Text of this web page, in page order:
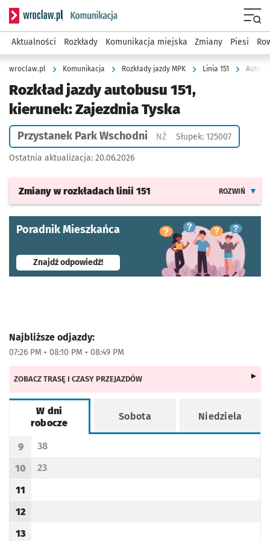
Serwis informacyjny wroclaw.pl podserwis: Komunikacja
Aktualności Rozkłady Komunikacja miejska Zmiany Piesi
wroclaw.pl Komunikacja Rozkłady jazdy MPK Linia 151
Rozkład jazdy autobusu 151,
kierunek: Zajezdnia Tyska
Przystanek Park Wschodni NŻPrzystanek na życzenie
Słupek: 125007
Ostatnia aktualizacja: 20.06.2026
Zmiany w rozkładach linii 151 ROZWIŃ
Poradnik Mieszkańca
Znajdź odpowiedź!- otworzy się w nowej karcie
Najbliższe odjazdy:
07:26 PM • 08:10 PM • 08:49 PM
ZOBACZ TRASĘ I CZASY PRZEJAZDÓW
W dni
robocze
Sobota Niedziela
Rozkład jazdy -
Godzina odjazdu
9
Odjazd
38
minut po godzinie 9
Godzina odjazdu
10
Odjazd
23
minut po godzinie 10
Godzina odjazdu
11
Godzina odjazdu
12
13